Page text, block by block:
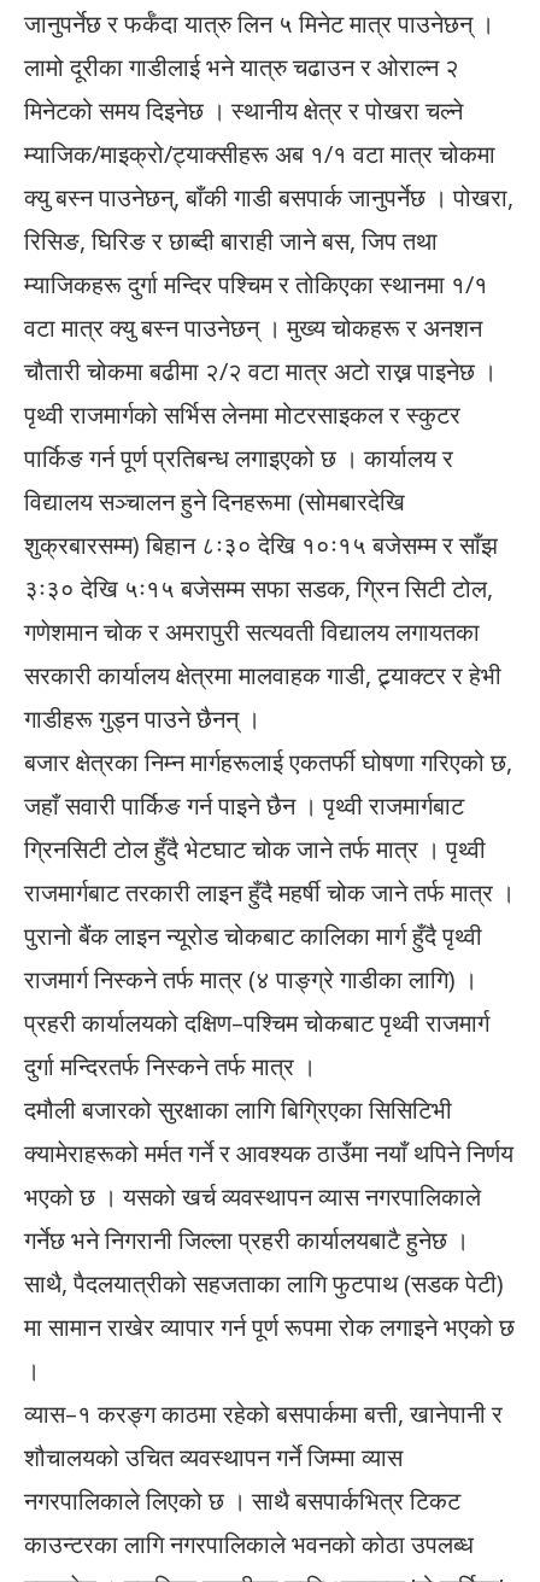
जानुपर्नेछ र फर्कँदा यात्रु लिन ५ मिनेट मात्र पाउनेछन् ।
लामो दूरीका गाडीलाई भने यात्रु चढाउन र ओराल्न २
मिनेटको समय दिइनेछ । स्थानीय क्षेत्र र पोखरा चल्ने
म्याजिक/माइक्रो/ट्याक्सीहरू अब १/१ वटा मात्र चोकमा
क्यु बस्न पाउनेछन्, बाँकी गाडी बसपार्क जानुपर्नेछ । पोखरा,
रिसिङ, घिरिङ र छाब्दी बाराही जाने बस, जिप तथा
म्याजिकहरू दुर्गा मन्दिर पश्चिम र तोकिएका स्थानमा १/१
वटा मात्र क्यु बस्न पाउनेछन् । मुख्य चोकहरू र अनशन
चौतारी चोकमा बढीमा २/२ वटा मात्र अटो राख्न पाइनेछ ।
पृथ्वी राजमार्गको सर्भिस लेनमा मोटरसाइकल र स्कुटर
पार्किङ गर्न पूर्ण प्रतिबन्ध लगाइएको छ । कार्यालय र
विद्यालय सञ्चालन हुने दिनहरूमा (सोमबारदेखि
शुक्रबारसम्म) बिहान ८ः३० देखि १०ः१५ बजेसम्म र साँझ
३ः३० देखि ५ः१५ बजेसम्म सफा सडक, ग्रिन सिटी टोल,
गणेशमान चोक र अमरापुरी सत्यवती विद्यालय लगायतका
सरकारी कार्यालय क्षेत्रमा मालवाहक गाडी, ट्र्याक्टर र हेभी
गाडीहरू गुड्न पाउने छैनन् ।
बजार क्षेत्रका निम्न मार्गहरूलाई एकतर्फी घोषणा गरिएको छ,
जहाँ सवारी पार्किङ गर्न पाइने छैन । पृथ्वी राजमार्गबाट
ग्रिनसिटी टोल हुँदै भेटघाट चोक जाने तर्फ मात्र । पृथ्वी
राजमार्गबाट तरकारी लाइन हुँदै महर्षी चोक जाने तर्फ मात्र ।
पुरानो बैंक लाइन न्यूरोड चोकबाट कालिका मार्ग हुँदै पृथ्वी
राजमार्ग निस्कने तर्फ मात्र (४ पाङ्ग्रे गाडीका लागि) ।
प्रहरी कार्यालयको दक्षिण–पश्चिम चोकबाट पृथ्वी राजमार्ग
दुर्गा मन्दिरतर्फ निस्कने तर्फ मात्र ।
दमौली बजारको सुरक्षाका लागि बिग्रिएका सिसिटिभी
क्यामेराहरूको मर्मत गर्ने र आवश्यक ठाउँमा नयाँ थपिने निर्णय
भएको छ । यसको खर्च व्यवस्थापन व्यास नगरपालिकाले
गर्नेछ भने निगरानी जिल्ला प्रहरी कार्यालयबाटै हुनेछ ।
साथै, पैदलयात्रीको सहजताका लागि फुटपाथ (सडक पेटी)
मा सामान राखेर व्यापार गर्न पूर्ण रूपमा रोक लगाइने भएको छ
।
व्यास–१ करङ्ग काठमा रहेको बसपार्कमा बत्ती, खानेपानी र
शौचालयको उचित व्यवस्थापन गर्ने जिम्मा व्यास
नगरपालिकाले लिएको छ । साथै बसपार्कभित्र टिकट
काउन्टरका लागि नगरपालिकाले भवनको कोठा उपलब्ध